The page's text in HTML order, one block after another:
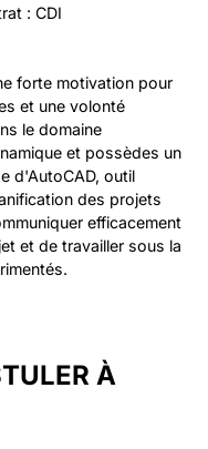
: CDI
forte motivation pour
et une volonté
le domaine
et possèdes un
d'AutoCAD, outil
des projets
efficacement
et de travailler sous la
À